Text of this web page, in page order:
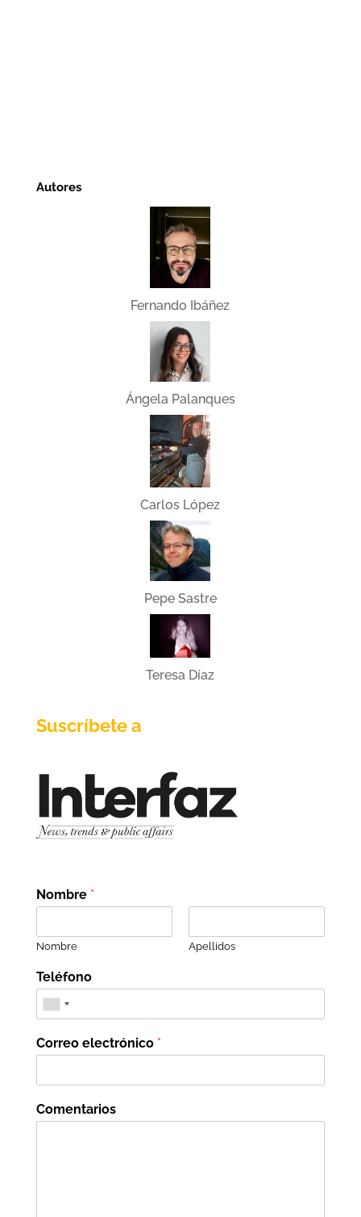
Autores
Fernando Ibáñez
Ángela Palanques
Carlos López
Pepe Sastre
Teresa Díaz
Suscríbete a
Nombre *
Nombre Apellidos
Teléfono
Correo electrónico *
Comentarios